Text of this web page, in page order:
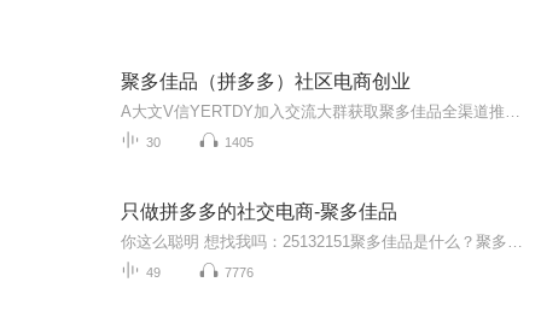
聚多佳品（拼多多）社区电商创业
30 1405
只做拼多多的社交电商-聚多佳品
49 7776